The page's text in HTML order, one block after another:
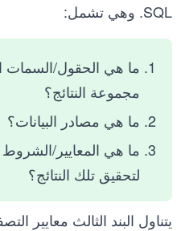
SQL. وهي تشمل:
ما هي الحقول/السمات
مجموعة النتائج؟
ما هي مصادر البيانات؟
ما هي المعايير/
لتحقيق تلك النتائج؟
يتناول البند الثالث معايير